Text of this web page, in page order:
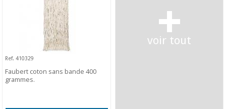
Ref. 410329
Faubert coton sans bande 400
grammes.
+
voir tout